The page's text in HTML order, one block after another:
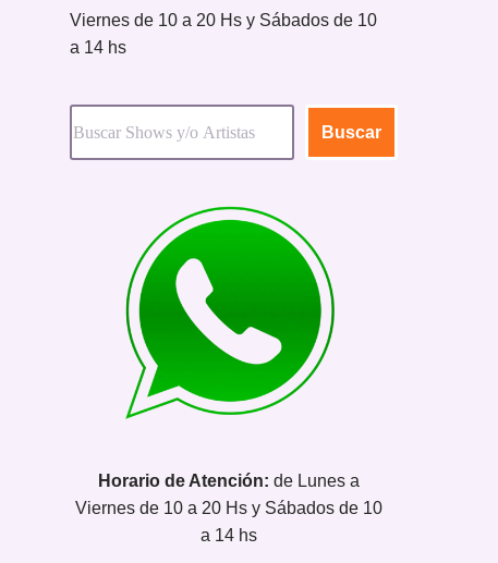
Viernes de 10 a 20 Hs y Sábados de 10
a 14 hs
Buscar
Horario de Atención: de Lunes a
Viernes de 10 a 20 Hs y Sábados de 10
a 14 hs